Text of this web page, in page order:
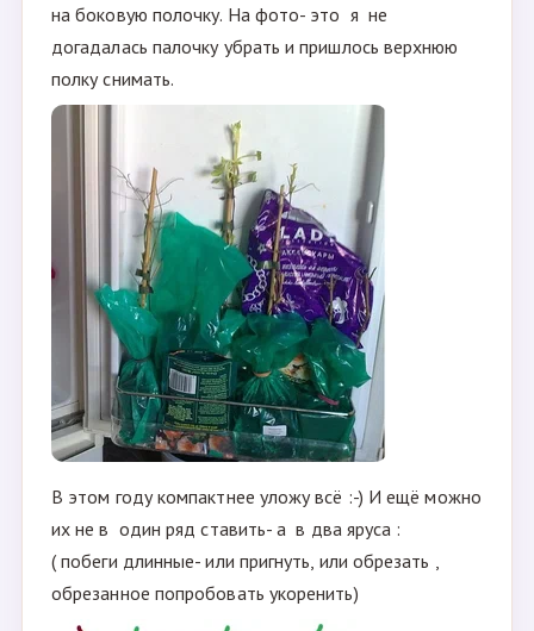
на боковую полочку. На фото- это я не
догадалась палочку убрать и пришлось верхнюю
полку снимать.
В этом году компактнее уложу всё :-) И ещё можно
их не в один ряд ставить- а в два яруса :
( побеги длинные- или пригнуть, или обрезать ,
обрезанное попробовать укоренить)